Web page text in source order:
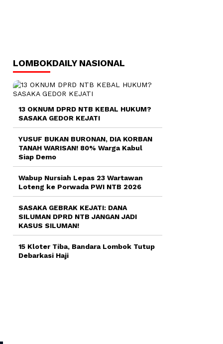
LOMBOKDAILY NASIONAL
13 OKNUM DPRD NTB KEBAL HUKUM?
SASAKA GEDOR KEJATI
YUSUF BUKAN BURONAN, DIA KORBAN
TANAH WARISAN! 80% Warga Kabul
Siap Demo
Wabup Nursiah Lepas 23 Wartawan
Loteng ke Porwada PWI NTB 2026
SASAKA GEBRAK KEJATI: DANA
SILUMAN DPRD NTB JANGAN JADI
KASUS SILUMAN!
15 Kloter Tiba, Bandara Lombok Tutup
Debarkasi Haji